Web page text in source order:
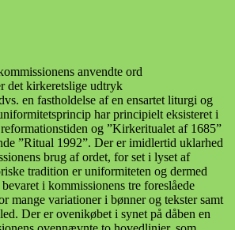
anvendte ord
det kirkeretslige udtryk
en fastholdelse af en ensartet liturgi og
har principielt eksisteret i
og ”Kirkeritualet af 1685”
”Ritual 1992”. Der er imidlertid uklarhed
brug af ordet, for set i lyset af
tradition er uniformiteten og dermed
i kommissionens tre foreslåede
mange variationer i bønner og tekster samt
Der er ovenikøbet i synet på dåben en